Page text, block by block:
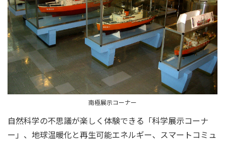
南極展示コーナー
自然科学の不思議が楽しく体験できる「科学展示コーナ
ー」、地球温暖化と再生可能エネルギー、スマートコミュ